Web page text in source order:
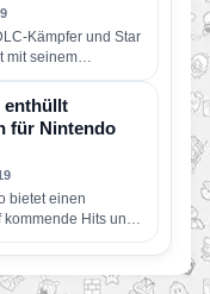
Kämpfer und Star
mit seinem
aus Terrys
enthüllt
für Nintendo
bietet einen
Hits und
verfügbar…